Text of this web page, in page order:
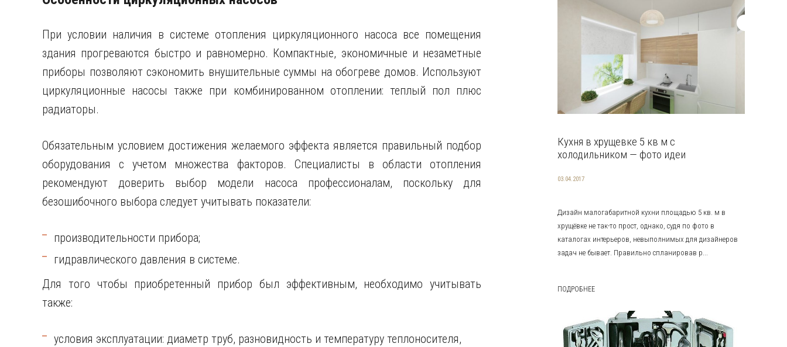
При условии наличия в системе отопления циркуляционного насоса все помещения
здания прогреваются быстро и равномерно. Компактные, экономичные и незаметные
приборы позволяют сэкономить внушительные суммы на обогреве домов. Используют
циркуляционные насосы также при комбинированном отоплении: теплый пол плюс
радиаторы.
Обязательным условием достижения желаемого эффекта является правильный подбор
оборудования с учетом множества факторов. Специалисты в области отопления
рекомендуют доверить выбор модели насоса профессионалам, поскольку для
безошибочного выбора следует учитывать показатели:
производительности прибора;
гидравлического давления в системе.
Для того чтобы приобретенный прибор был эффективным, необходимо учитывать
также:
условия эксплуатации: диаметр труб, разновидность и температуру теплоносителя,
Кухня в хрущевке 5 кв м с
холодильником — фото идеи
03.04.2017
Дизайн малогабаритной кухни площадью 5 кв. м в
хрущёвке не так-то прост, однако, судя по фото в
каталогах интерьеров, невыполнимых для дизайнеров
задач не бывает. Правильно спланировав р...
ПОДРОБНЕЕ